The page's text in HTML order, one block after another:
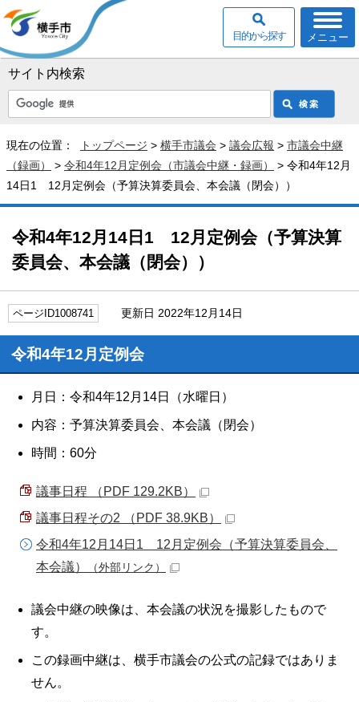
サイト内検索
メニュー
目的から探す
現在の位置： トップページ > 横手市議会 > 議会広報 > 市議会中継
（録画）
> 令和4年12月定例会（市議会中継・録画）
> 令和4年12月
14日1 12月定例会（予算決算委員会、本会議（閉会））
令和4年12月14日1 12月定例会（予算決算
委員会、本会議（閉会））
ページID1008741 更新日 2022年12月14日
令和4年12月定例会
月日：令和4年12月14日（水曜日）
内容：予算決算委員会、本会議（閉会）
時間：60分
議事日程 （PDF 129.2KB）
議事日程その2 （PDF 38.9KB）
令和4年12月14日1 12月定例会（予算決算委員会、
本会議）
（外部リンク）
議会中継の映像は、本会議の状況を撮影したもので
す。
この録画中継は、横手市議会の公式の記録ではありま
せん。